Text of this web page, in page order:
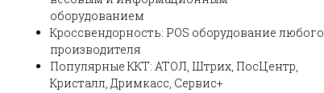
оборудованием
Кроссвендорность: POS оборудование любого
производителя
Популярные ККТ: АТОЛ, Штрих, ПосЦентр,
Кристалл, Дримкасс, Сервис+